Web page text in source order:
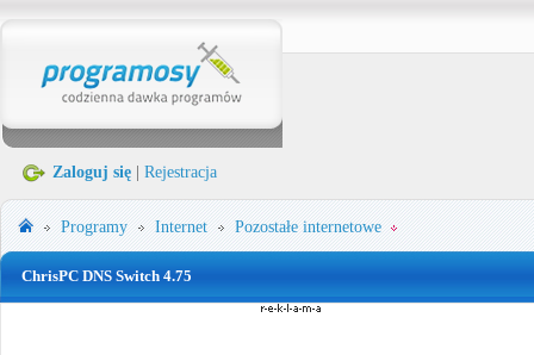
Zaloguj się Rejestracja
Programy Internet Pozostałe internetowe
ChrisPC DNS Switch 4.75